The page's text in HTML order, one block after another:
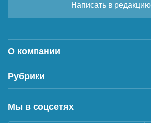
Написать в редакцию
О компании
Рубрики
Мы в соцсетях